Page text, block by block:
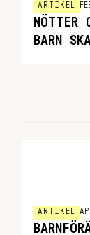
ARTIKEL
NÖTTER
BARN
ARTIKEL